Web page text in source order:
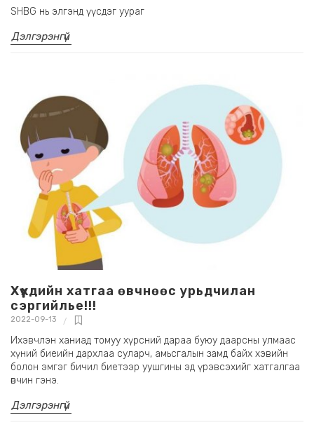
SHBG нь элгэнд үүсдэг уураг
Дэлгэрэнгүй
Хүүхдийн хатгаа өвчнөөс урьдчилан
сэргийлье!!!
2022-09-13
Ихэвчлэн ханиад томуу хүрсний дараа буюу даарсны улмаас
хүний биеийн дархлаа суларч, амьсгалын замд байх хэвийн
болон эмгэг бичил биетээр уушгины эд үрэвсэхийг хатгалгаа
өвчин гэнэ.
Дэлгэрэнгүй